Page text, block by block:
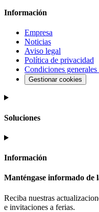
Información
Empresa
Noticias
Aviso legal
Política de privacidad
Condiciones generales
Gestionar cookies
Soluciones
Información
Manténgase informado de
Reciba nuestras
e invitaciones a ferias.